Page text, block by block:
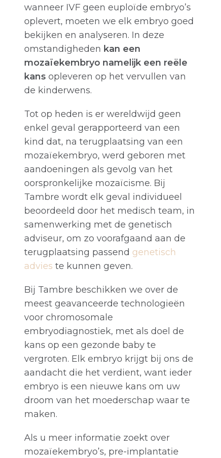
wanneer IVF geen euploïde embryo’s
oplevert, moeten we elk embryo goed
bekijken en analyseren. In deze
omstandigheden kan een
mozaïekembryo namelijk een reële
kans opleveren op het vervullen van
de kinderwens.
Tot op heden is er wereldwijd geen
enkel geval gerapporteerd van een
kind dat, na terugplaatsing van een
mozaïekembryo, werd geboren met
aandoeningen als gevolg van het
oorspronkelijke mozaïcisme. Bij
Tambre wordt elk geval individueel
beoordeeld door het medisch team, in
samenwerking met de genetisch
adviseur, om zo voorafgaand aan de
terugplaatsing passend genetisch
advies te kunnen geven.
Bij Tambre beschikken we over de
meest geavanceerde technologieën
voor chromosomale
embryodiagnostiek, met als doel de
kans op een gezonde baby te
vergroten. Elk embryo krijgt bij ons de
aandacht die het verdient, want ieder
embryo is een nieuwe kans om uw
droom van het moederschap waar te
maken.
Als u meer informatie zoekt over
mozaïekembryo’s, pre-implantatie